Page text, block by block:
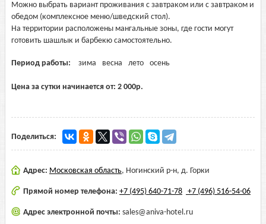
Можно выбрать вариант проживания с завтраком или с завтраком и
обедом (комплексное меню/шведский стол).
На территории расположены мангальные зоны, где гости могут
готовить шашлык и барбекю самостоятельно.
Период работы: зима весна лето осень
Цена за сутки начинается от: 2 000р.
Поделиться:
Адрес: Московская область, Ногинский р-н, д. Горки
Прямой номер телефона: +7 (495) 640-71-78 +7 (496) 516-54-06
Адрес электронной почты: sales@aniva-hotel.ru